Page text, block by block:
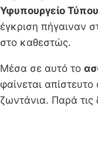
Υφυπουργείο
έγκριση πήγαιναν
στο καθεστώς.
Μέσα σε αυτό το
φαίνεται
ζωντάνια. Παρά τις